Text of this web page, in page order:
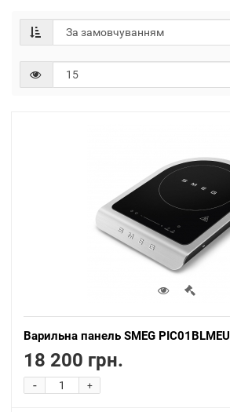
Варильна панель SMEG PIC01BLMEU
18 200 грн.
+
-